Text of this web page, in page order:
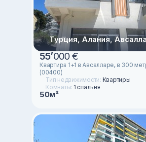
Турция, Алания,
55’000 €
Квартира 1+1 в Авсалларе, в 300
(00400)
Тип недвижимости: Квартиры
Комнаты: 1 спальня
50м²